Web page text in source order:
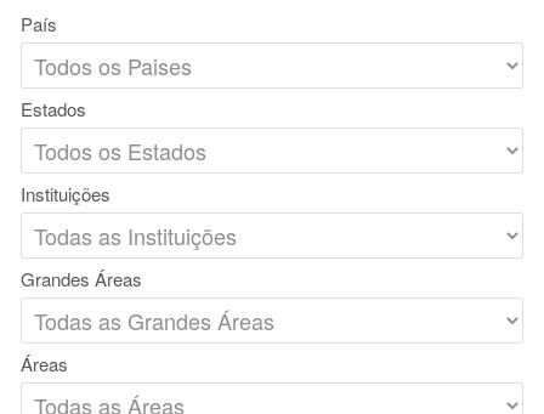
País
Estados
Instituições
Grandes Áreas
Áreas